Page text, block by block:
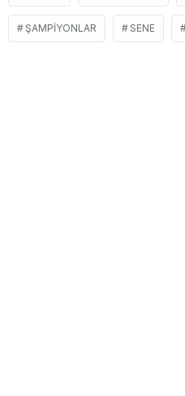
ŞAMPIYONLAR SENE